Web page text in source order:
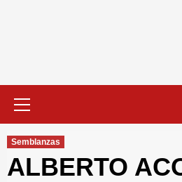
Semblanzas
ALBERTO